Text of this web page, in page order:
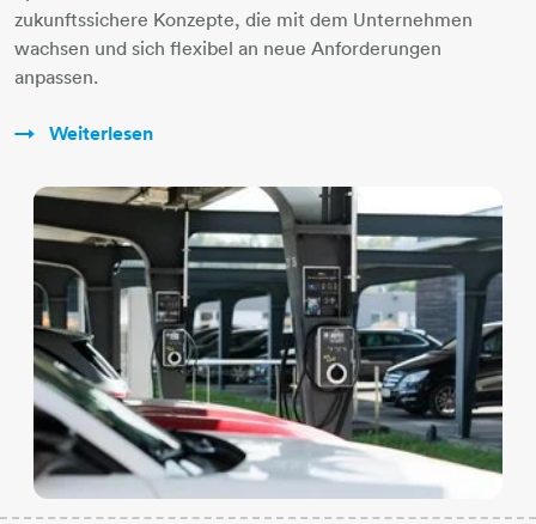
zukunftssichere Konzepte, die mit dem Unternehmen
wachsen und sich flexibel an neue Anforderungen
anpassen.
Weiterlesen